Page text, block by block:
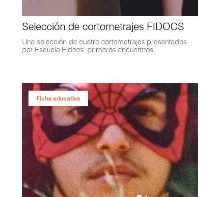
Selección de cortometrajes FIDOCS
Una selección de cuatro cortometrajes presentados
por Escuela Fidocs: primeros encuentros.
Ficha educativa